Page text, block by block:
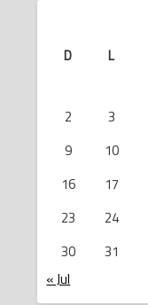
D L
2
3
9
10
16
17
23
24
30
31
« Jul